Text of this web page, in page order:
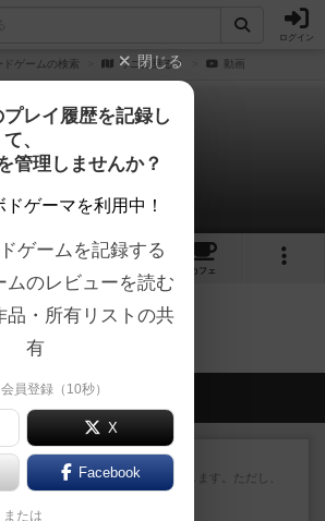
ログイン
ドゲームの検索 ワニに乗る？ 動画
ワニに乗る？
0件の動画
8
カフェ
ワニに乗る？のトップに戻る
会員の新しい投稿
ふたつの街の物語
タイルを4×4で並べて街づくりします。ただし、
街は各プレイヤーの間にあ...
約2時間前
閉じる
レイ履歴を記録し
て、
管理しませんか？
ドゲーマを利用中！
ゲームを記録する
ムのレビューを読む
品・所有リストの共
有
員登録（10秒）
X
Facebook
または